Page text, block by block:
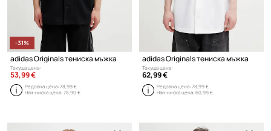
-31%
adidas Originals тениска мъжка
Текуща цена:
53,99 €
Редовна цена:78,99 €
Най-ниска цена:78,90 €
adidas Originals тениска мъжка
Текуща цена:
62,99 €
Редовна цена:78,99 €
Най-ниска цена:60,99 €